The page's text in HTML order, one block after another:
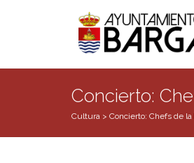
Concierto:
Cultura > Concierto: Chefs de